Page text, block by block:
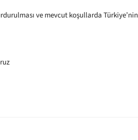
ve mevcut koşullarda Türkiye’nin